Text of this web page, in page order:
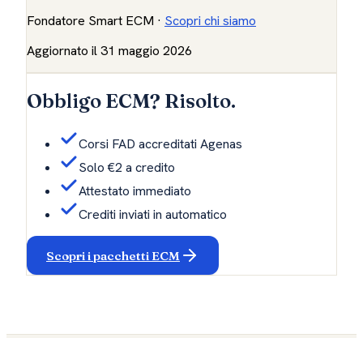
Fondatore Smart ECM · Scopri chi siamo
Aggiornato il31 maggio 2026
Obbligo ECM? Risolto.
Corsi FAD accreditati Agenas
Solo €2 a credito
Attestato immediato
Crediti inviati in automatico
Scopri i pacchetti ECM